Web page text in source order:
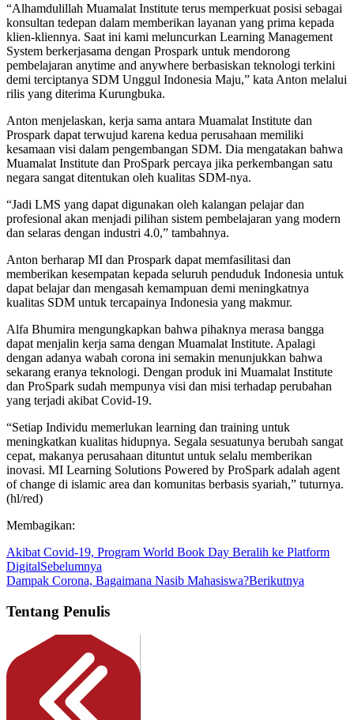
“Alhamdulillah Muamalat Institute terus memperkuat posisi sebagai
konsultan tedepan dalam memberikan layanan yang prima kepada
klien-kliennya. Saat ini kami meluncurkan Learning Management
System berkerjasama dengan Prospark untuk mendorong
pembelajaran anytime and anywhere berbasiskan teknologi terkini
demi terciptanya SDM Unggul Indonesia Maju,” kata Anton melalui
rilis yang diterima Kurungbuka.
Anton menjelaskan, kerja sama antara Muamalat Institute dan
Prospark dapat terwujud karena kedua perusahaan memiliki
kesamaan visi dalam pengembangan SDM. Dia mengatakan bahwa
Muamalat Institute dan ProSpark percaya jika perkembangan satu
negara sangat ditentukan oleh kualitas SDM-nya.
“Jadi LMS yang dapat digunakan oleh kalangan pelajar dan
profesional akan menjadi pilihan sistem pembelajaran yang modern
dan selaras dengan industri 4.0,” tambahnya.
Anton berharap MI dan Prospark dapat memfasilitasi dan
memberikan kesempatan kepada seluruh penduduk Indonesia untuk
dapat belajar dan mengasah kemampuan demi meningkatnya
kualitas SDM untuk tercapainya Indonesia yang makmur.
Alfa Bhumira mengungkapkan bahwa pihaknya merasa bangga
dapat menjalin kerja sama dengan Muamalat Institute. Apalagi
dengan adanya wabah corona ini semakin menunjukkan bahwa
sekarang eranya teknologi. Dengan produk ini Muamalat Institute
dan ProSpark sudah mempunya visi dan misi terhadap perubahan
yang terjadi akibat Covid-19.
“Setiap Individu memerlukan learning dan training untuk
meningkatkan kualitas hidupnya. Segala sesuatunya berubah sangat
cepat, makanya perusahaan dituntut untuk selalu memberikan
inovasi. MI Learning Solutions Powered by ProSpark adalah agent
of change di islamic area dan komunitas berbasis syariah,” tuturnya.
(hl/red)
Membagikan:
Akibat Covid-19, Program World Book Day Beralih ke Platform
DigitalSebelumnya
Dampak Corona, Bagaimana Nasib Mahasiswa?Berikutnya
Tentang Penulis